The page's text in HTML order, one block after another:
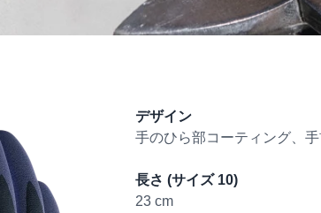
Product
デザイン
手のひら部コーティング、
長さ (サイズ 10)
23 cm